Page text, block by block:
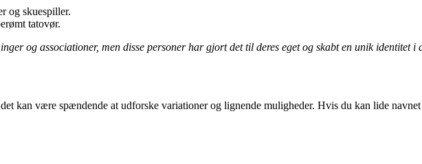
og skuespiller.
tatovør.
og associationer, men disse personer har gjort det til deres eget og skabt en unik identitet i
kan være spændende at udforske variationer og lignende muligheder. Hvis du kan lide